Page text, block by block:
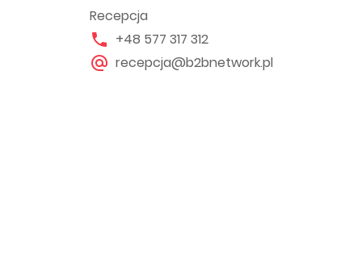
Recepcja
+48 577 317 312
recepcja@b2bnetwork.pl